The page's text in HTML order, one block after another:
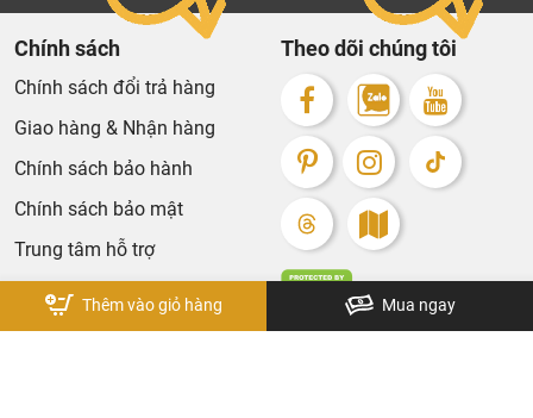
Thêm vào giỏ hàng Mua ngay
Chính sách
Chính sách đổi trả hàng
Giao hàng & Nhận hàng
Chính sách bảo hành
Chính sách bảo mật
Trung tâm hỗ trợ
Theo dõi chúng tôi